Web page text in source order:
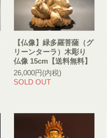
【仏像】緑多羅菩薩（グ
リーンターラ）木彫り
仏像 15cm【送料無料】
26,000円(内税)
SOLD OUT